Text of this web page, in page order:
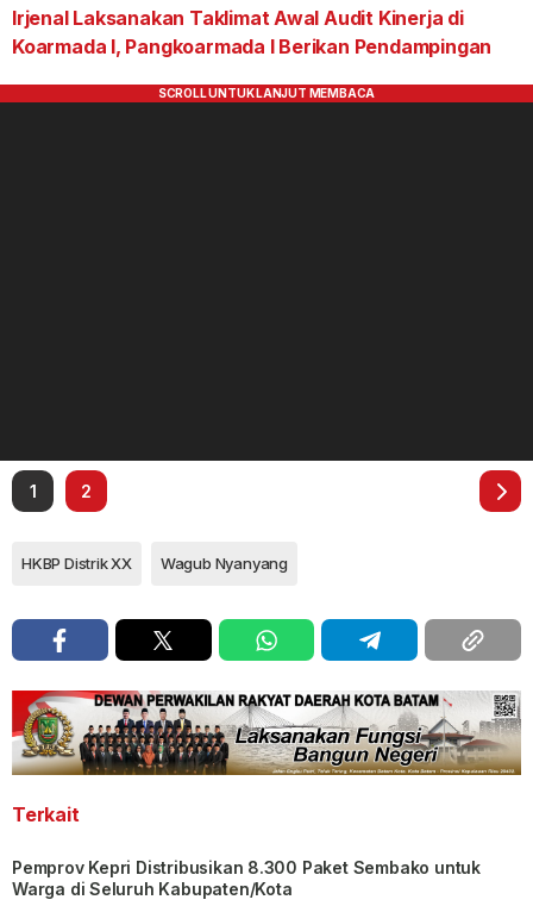
Irjenal Laksanakan Taklimat Awal Audit Kinerja di
Koarmada I, Pangkoarmada I Berikan Pendampingan
1 2
HKBP Distrik XX Wagub Nyanyang
Terkait
Pemprov Kepri Distribusikan 8.300 Paket Sembako untuk
Warga di Seluruh Kabupaten/Kota